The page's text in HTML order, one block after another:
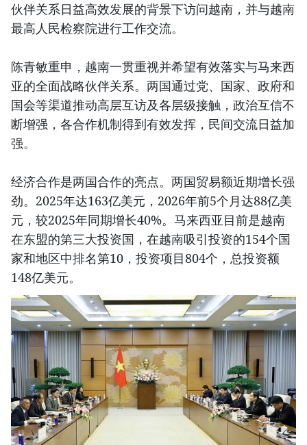
伙伴关系日益高效发展的背景下访问越南，并与越南
最高人民检察院进行工作交流。
陈青敏重申，越南一贯重视并希望有效落实与马来西
亚的全面战略伙伴关系。两国通过党、国家、政府和
国会等渠道推动高层互访及各层级接触，政治互信不
断增强，各合作机制得到有效发挥，民间交流日益加
强。
经济合作是两国合作的亮点。两国贸易额近期增长强
劲。2025年达163亿美元，2026年前5个月达88亿美
元，较2025年同期增长40%。马来西亚目前是越南
在东盟的第三大投资国，在越南吸引投资的154个国
家和地区中排名第10，投资项目804个，总投资额
148亿美元。